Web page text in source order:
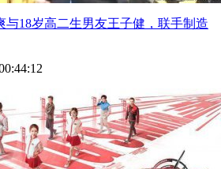
与18岁高二生男友王子健，联手制造